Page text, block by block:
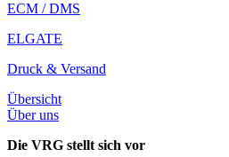
ECM / DMS
ELGATE
Druck & Versand
Übersicht
Über uns
Die VRG stellt sich vor